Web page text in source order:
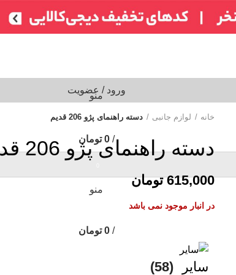
ورود / عضویت
/
0 تومان
منو
/
0 تومان
منو
خانه
لوازم جانبی دسته راهنمای پژو 206 قدیم
دسته راهنمای پژو 206 قدیم
615,000 تومان
در انبار موجود نمی باشد
سایر (58)